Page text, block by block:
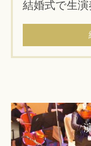
結婚式で生